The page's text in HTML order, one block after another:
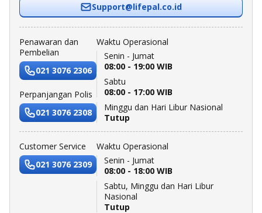
Support@lifepal.co.id
Penawaran dan
Pembelian
021 3076 2306
Perpanjangan Polis
021 3076 2308
Waktu Operasional
Senin - Jumat
08:00 - 19:00 WIB
Sabtu
08:00 - 17:00 WIB
Minggu dan Hari Libur Nasional
Tutup
Customer Service
021 3076 2309
Waktu Operasional
Senin - Jumat
08:00 - 18:00 WIB
Sabtu, Minggu dan Hari Libur
Nasional
Tutup